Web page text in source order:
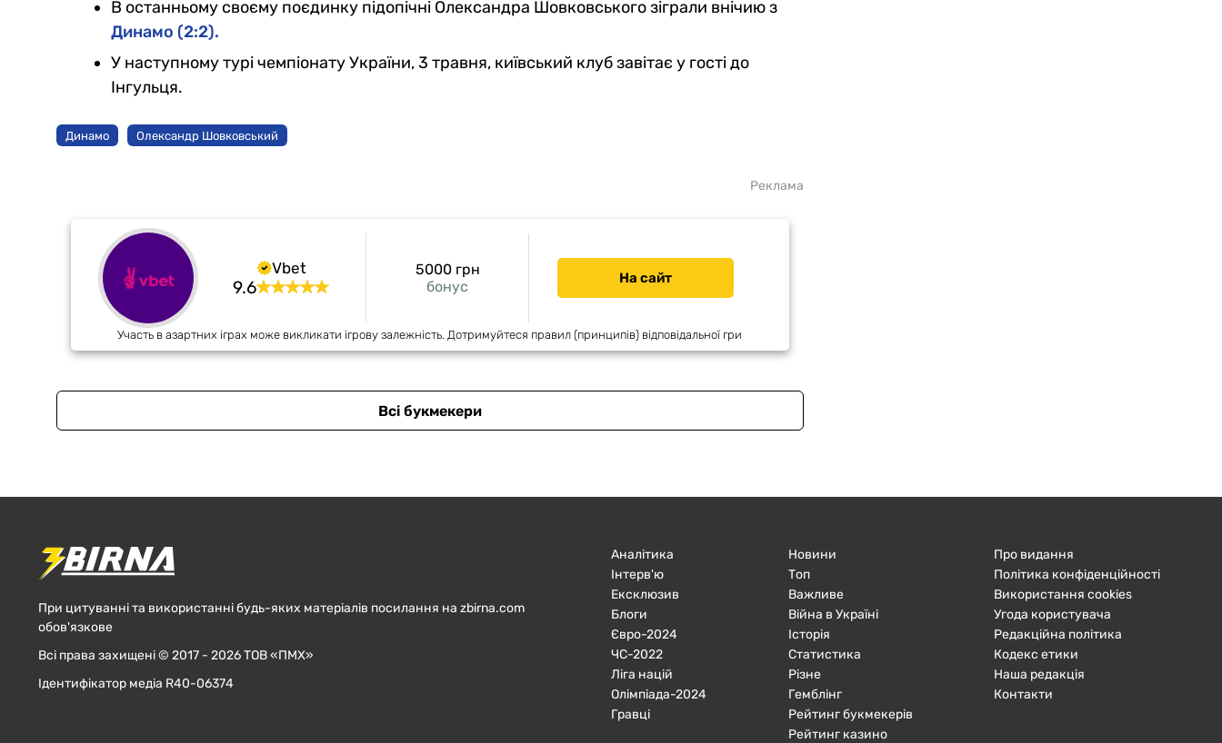
В останньому своєму поєдинку підопічні Олександра Шовковського зіграли внічию з
Динамо (2:2).
У наступному турі чемпіонату України, 3 травня, київський клуб завітає у гості до
Інгульця.
Динамо Олександр Шовковський
Реклама
Vbet
9.6 бонус
5000 грн На сайт
Участь в азартних іграх може викликати ігрову залежність. Дотримуйтеся правил (принципів) відповідальної гри
Всі букмекери
При цитуванні та використанні будь-яких матеріалів посилання на zbirna.com
обов'язкове
Всі права захищені © 2017 - 2026 ТОВ «ПМХ»
Ідентифікатор медіа R40-06374
Аналітика
Інтерв'ю
Ексклюзив
Блоги
Євро-2024
ЧC-2022
Ліга націй
Олімпіада-2024
Гравці
Новини
Топ
Важливе
Війна в Україні
Історія
Статистика
Різне
Гемблінг
Рейтинг букмекерів
Рейтинг казино
Про видання
Політика конфіденційності
Використання cookies
Угода користувача
Редакційна політика
Кодекс етики
Наша редакція
Контакти